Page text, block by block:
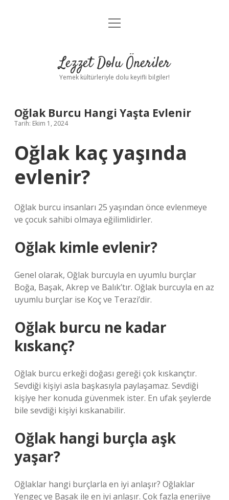
Anasayfa
Yasal Uyarı
menüyü
Lezzet Dolu Öneriler
Yemek kültürleriyle dolu keyifli bilgiler!
Oğlak Burcu Hangi Yaşta Evlenir
Tarih: Ekim 1, 2024
Oğlak kaç yaşında
evlenir?
Oğlak burcu insanları 25 yaşından önce evlenmeye
ve çocuk sahibi olmaya eğilimlidirler.
Oğlak kimle evlenir?
Genel olarak, Oğlak burcuyla en uyumlu burçlar
Boğa, Başak, Akrep ve Balık’tır. Oğlak burcuyla en az
uyumlu burçlar ise Koç ve Terazi’dir.
Oğlak burcu ne kadar
kıskanç?
Oğlak burcu erkeği doğası gereği çok kıskançtır.
Sevdiği kişiyi asla başkasıyla paylaşamaz. Sevdiği
kişiye her konuda güvenmek ister. En ufak şeylerde
bile sevdiği kişiyi kıskanabilir.
Oğlak hangi burçla aşk
yaşar?
Oğlaklar hangi burçlarla en iyi anlaşır? Oğlaklar
Yengeç ve Başak ile en iyi anlaşır. Çok fazla enerjiye